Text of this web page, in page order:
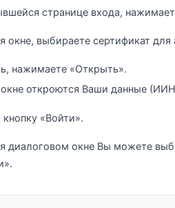
странице входа,
окне, выбираете сертификат
нажимаете «Открыть».
откроются Ваши данные
«Войти».
диалоговом окне Вы можете